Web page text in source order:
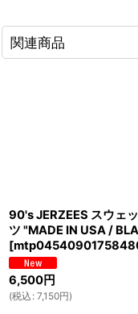
関連商品
90's JERZEES スウェ
ツ "MADE IN USA /
[
6,500円
(税込 : 7,150円)